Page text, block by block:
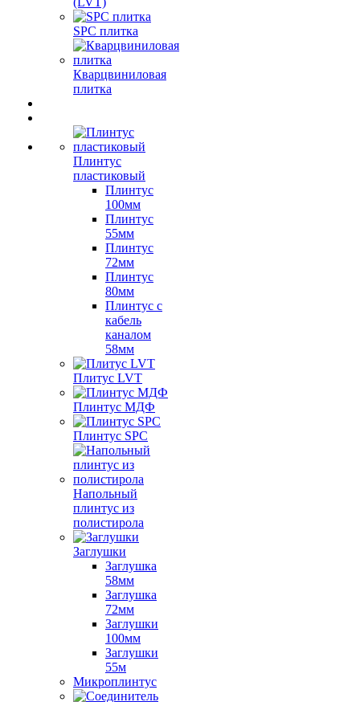
SPC плитка
Кварцвиниловая
плитка
Плинтус
пластиковый
Плинтус
100мм
Плинтус
55мм
Плинтус
72мм
Плинтус
80мм
Плинтус с
кабель
каналом
58мм
Плитус LVT
Плинтус МДФ
Плинтус SPC
Напольный
плинтус из
полистирола
Заглушки
Заглушка
58мм
Заглушка
72мм
Заглушки
100мм
Заглушки
55м
Микроплинтус